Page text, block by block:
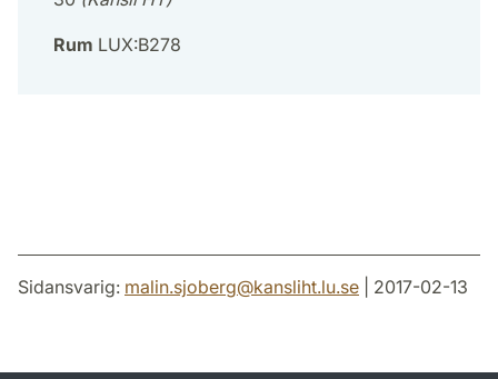
Rum LUX:B278
Sidansvarig: malin.sjoberg@kansliht.lu.se | 2017-02-13